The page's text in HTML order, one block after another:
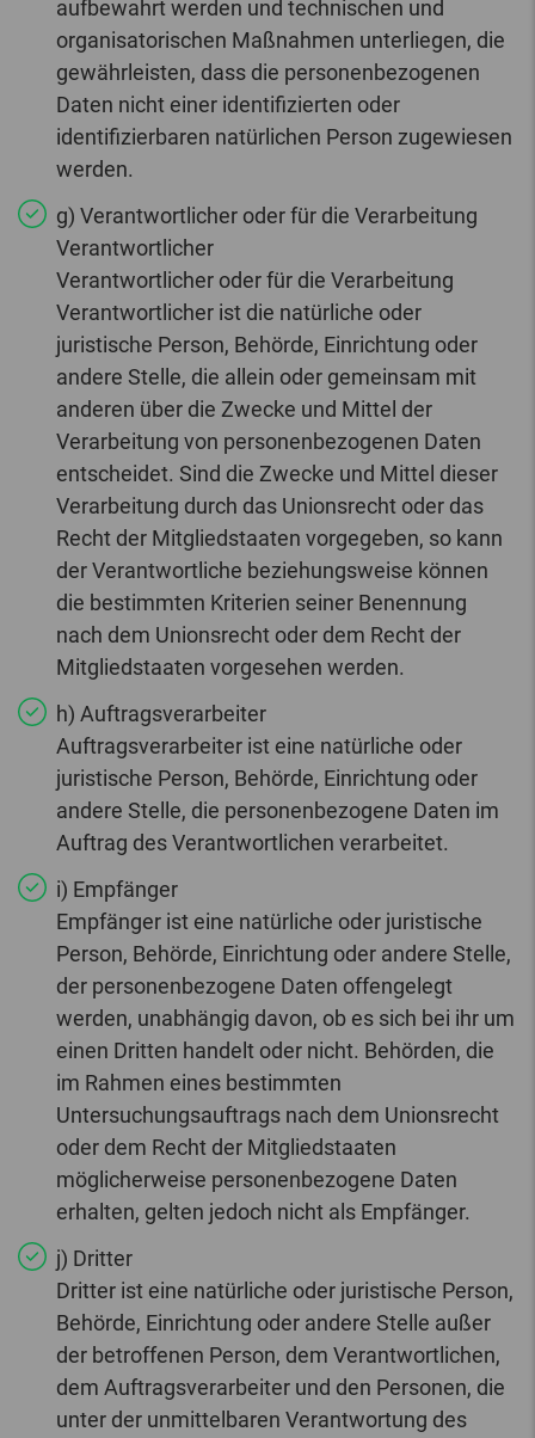
aufbewahrt werden und technischen und
organisatorischen Maßnahmen unterliegen, die
gewährleisten, dass die personenbezogenen
Daten nicht einer identifizierten oder
identifizierbaren natürlichen Person zugewiesen
werden.
g) Verantwortlicher oder für die Verarbeitung
Verantwortlicher
Verantwortlicher oder für die Verarbeitung
Verantwortlicher ist die natürliche oder
juristische Person, Behörde, Einrichtung oder
andere Stelle, die allein oder gemeinsam mit
anderen über die Zwecke und Mittel der
Verarbeitung von personenbezogenen Daten
entscheidet. Sind die Zwecke und Mittel dieser
Verarbeitung durch das Unionsrecht oder das
Recht der Mitgliedstaaten vorgegeben, so kann
der Verantwortliche beziehungsweise können
die bestimmten Kriterien seiner Benennung
nach dem Unionsrecht oder dem Recht der
Mitgliedstaaten vorgesehen werden.
h) Auftragsverarbeiter
Auftragsverarbeiter ist eine natürliche oder
juristische Person, Behörde, Einrichtung oder
andere Stelle, die personenbezogene Daten im
Auftrag des Verantwortlichen verarbeitet.
i) Empfänger
Empfänger ist eine natürliche oder juristische
Person, Behörde, Einrichtung oder andere Stelle,
der personenbezogene Daten offengelegt
werden, unabhängig davon, ob es sich bei ihr um
einen Dritten handelt oder nicht. Behörden, die
im Rahmen eines bestimmten
Untersuchungsauftrags nach dem Unionsrecht
oder dem Recht der Mitgliedstaaten
möglicherweise personenbezogene Daten
erhalten, gelten jedoch nicht als Empfänger.
j) Dritter
Dritter ist eine natürliche oder juristische Person,
Behörde, Einrichtung oder andere Stelle außer
der betroffenen Person, dem Verantwortlichen,
dem Auftragsverarbeiter und den Personen, die
unter der unmittelbaren Verantwortung des